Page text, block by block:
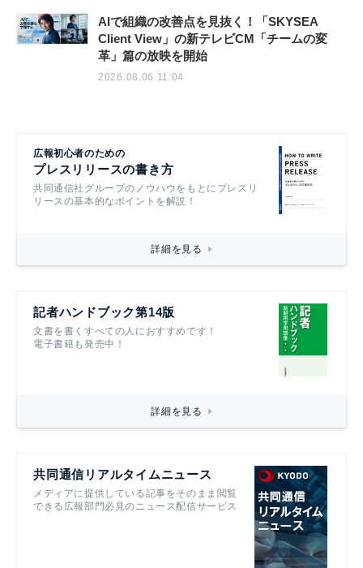
AIで組織の改善点を見抜く！「SKYSEA
Client View」の新テレビCM「チームの変
革」篇の放映を開始
2026.08.06 11:04
広報初心者のための
プレスリリースの書き方
共同通信社グループのノウハウをもとにプレスリ
リースの基本的なポイントを解説！
詳細を見る
記者ハンドブック第14版
文書を書くすべての人におすすめです！
電子書籍も発売中！
詳細を見る
共同通信リアルタイムニュース
メディアに提供している記事をそのまま閲覧
できる広報部門必見のニュース配信サービス